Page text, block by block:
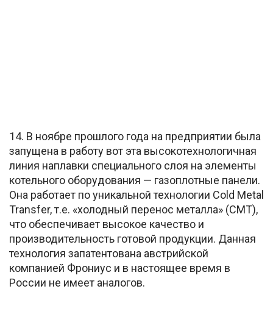
14. В ноябре прошлого года на предприятии была
запущена в работу вот эта высокотехнологичная
линия наплавки специального слоя на элементы
котельного оборудования — газоплотные панели.
Она работает по уникальной технологии Сold Metal
Transfer, т.е. «холодный перенос металла» (СМТ),
что обеспечивает высокое качество и
производительность готовой продукции. Данная
технология запатентована австрийской
компанией Фрониус и в настоящее время в
России не имеет аналогов.